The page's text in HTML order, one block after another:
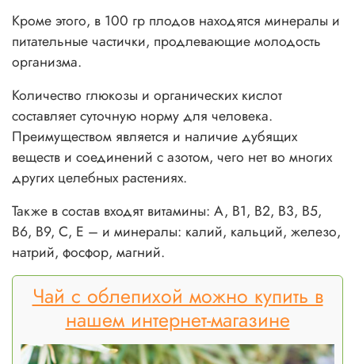
Кроме этого, в 100 гр плодов находятся минералы и
питательные частички, продлевающие молодость
организма.
Количество глюкозы и органических кислот
составляет суточную норму для человека.
Преимуществом является и наличие дубящих
веществ и соединений с азотом, чего нет во многих
других целебных растениях.
Также в состав входят витамины: A, B1, B2, B3, B5,
B6, B9, C, E – и минералы: калий, кальций, железо,
натрий, фосфор, магний.
Чай с облепихой можно купить в
нашем интернет-магазине